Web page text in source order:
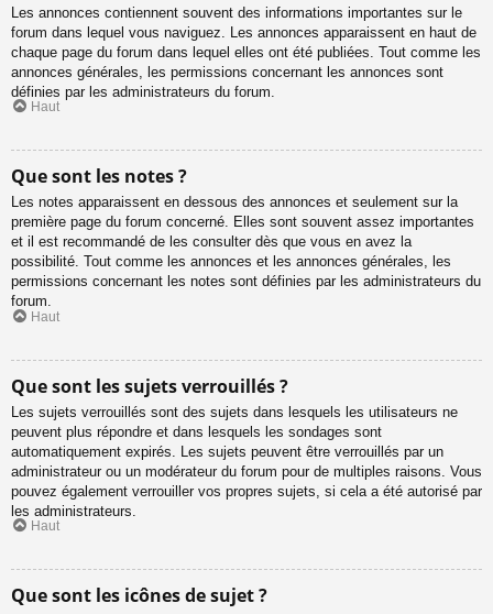
Les annonces contiennent souvent des informations importantes sur le
forum dans lequel vous naviguez. Les annonces apparaissent en haut de
chaque page du forum dans lequel elles ont été publiées. Tout comme les
annonces générales, les permissions concernant les annonces sont
définies par les administrateurs du forum.
Haut
Que sont les notes ?
Les notes apparaissent en dessous des annonces et seulement sur la
première page du forum concerné. Elles sont souvent assez importantes
et il est recommandé de les consulter dès que vous en avez la
possibilité. Tout comme les annonces et les annonces générales, les
permissions concernant les notes sont définies par les administrateurs du
forum.
Haut
Que sont les sujets verrouillés ?
Les sujets verrouillés sont des sujets dans lesquels les utilisateurs ne
peuvent plus répondre et dans lesquels les sondages sont
automatiquement expirés. Les sujets peuvent être verrouillés par un
administrateur ou un modérateur du forum pour de multiples raisons. Vous
pouvez également verrouiller vos propres sujets, si cela a été autorisé par
les administrateurs.
Haut
Que sont les icônes de sujet ?